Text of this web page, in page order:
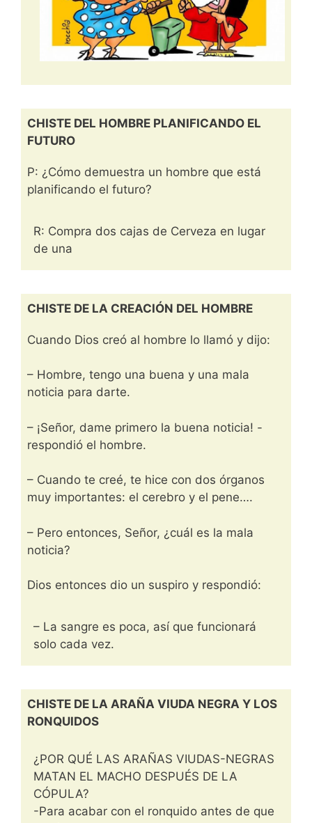
CHISTE DEL HOMBRE PLANIFICANDO EL
FUTURO
P: ¿Cómo demuestra un hombre que está
planificando el futuro?
R: Compra dos cajas de Cerveza en lugar
de una
CHISTE DE LA CREACIÓN DEL HOMBRE
Cuando Dios creó al hombre lo llamó y dijo:
– Hombre, tengo una buena y una mala
noticia para darte.
– ¡Señor, dame primero la buena noticia! -
respondió el hombre.
– Cuando te creé, te hice con dos órganos
muy importantes: el cerebro y el pene….
– Pero entonces, Señor, ¿cuál es la mala
noticia?
Dios entonces dio un suspiro y respondió:
– La sangre es poca, así que funcionará
solo cada vez.
CHISTE DE LA ARAÑA VIUDA NEGRA Y LOS
RONQUIDOS
¿POR QUÉ LAS ARAÑAS VIUDAS-NEGRAS
MATAN EL MACHO DESPUÉS DE LA
CÓPULA?
-Para acabar con el ronquido antes de que